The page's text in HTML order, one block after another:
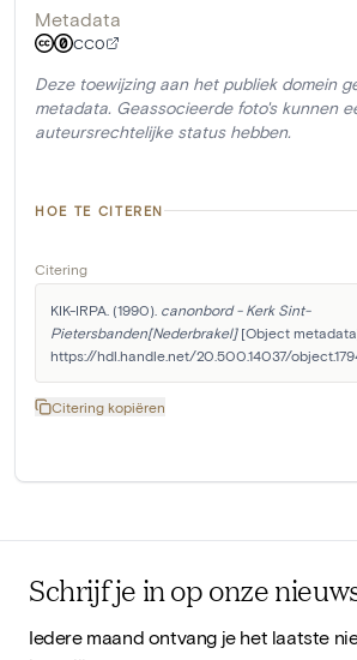
Metadata
CC0
Deze toewijzing aan het publiek domein
metadata. Geassocieerde foto's kunnen
auteursrechtelijke status hebben.
HOE TE CITEREN
Citering
KIK-IRPA. (1990). canonbord - Kerk Sint-
Pietersbanden[Nederbrakel] [Object
https://hdl.handle.net/20.500.14037/
Citering kopiëren
Schrijf je in op onze
Iedere maand ontvang je het laatste